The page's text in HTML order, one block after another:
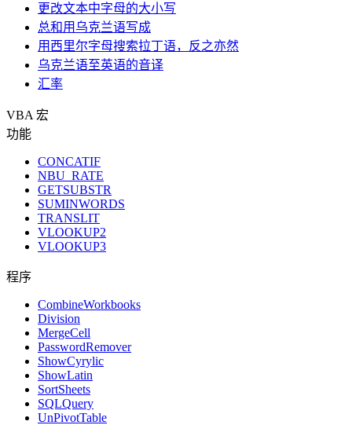
更改文本中字母的大小写
总和用乌克兰语写成
用西里尔字母搜索拉丁语，反之亦然
乌克兰语至英语的音译
汇率
VBA 宏
功能
CONCATIF
NBU_RATE
GETSUBSTR
SUMINWORDS
TRANSLIT
VLOOKUP2
VLOOKUP3
程序
CombineWorkbooks
Division
MergeCell
PasswordRemover
ShowCyrylic
ShowLatin
SortSheets
SQLQuery
UnPivotTable